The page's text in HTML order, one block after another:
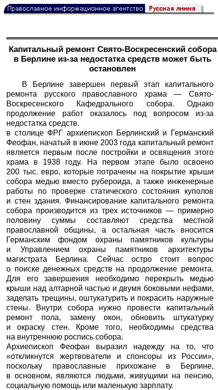
Капитальный ремонт Свято-Воскресенский собора
в Берлине из-за недостатка средств может быть
остановлен
В Берлине завершен первый этап капитального
ремонта русского православного храма — Свято-
Воскресенского Кафедрального собора. Однако
продолжение работ оказалось под вопросом из-за
недостатка средств.
в столице ФРГ архиепископ Берлинский и Германский
Феофан, начатый в июне 2003 года капитальный ремонт
является первым после постройки и освящения этого
храма в 1938 году. На первом этапе было освоено
200 тыс. евро, которые потрачены на покрытие крыши
собора медью вместо рубероида, а также инженерные
работы по проверке статического состояния куполов
и стен здания. Финансирование капитального ремонта
собора производится из трех источников — примерно
половину суммы составляют средства местной
православной общины, а остальная часть вносится
Германским фондом охраны памятников культуры
и Управлением охраны памятников архитектуры
магистрата Берлина. Сейчас остро стоит вопрос
о поиске денежных средств на продолжение ремонта.
Для его завершения необходимо перекрыть медью
крыши над алтарной частью и двумя боковыми нефами,
заделать трещины, оштукатурить и покрасить наружные
стены. Внутри собора нужно провести капитальный
ремонт пола, замену окон, обновить штукатурку
и окраску стен. Кроме того, необходимы средства
на внутреннюю роспись собора.
Архиепископ Феофан выразил надежду на то, что
«откликнутся жертвователи и спонсоры из России»,
поскольку православные прихожане в Берлине,
в основном, являются людьми, живущими на пенсию,
социальную помощь или маленькую зарплату.